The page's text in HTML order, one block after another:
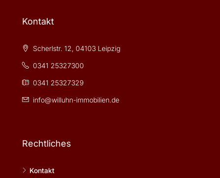
Kontakt
Scherlstr. 12, 04103 Leipzig
0341 25327300
0341 25327329
info@willuhn-immobilien.de
Rechtliches
Kontakt